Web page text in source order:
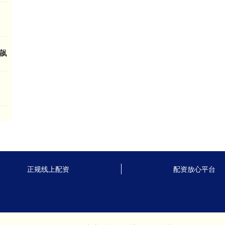
正规线上配资 配资放心平台